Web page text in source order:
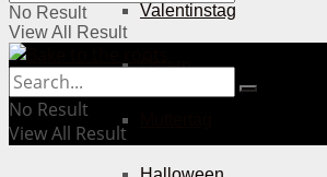
Valentinstag
Ostern
No Result
View All Result
No Result
View All Result